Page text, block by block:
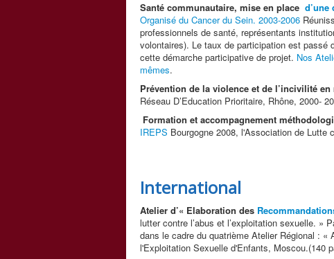
Santé communautaire, mise en place d’une
Organisé du Cancer du Sein. 2003-2006
professionnels de santé, représentants
volontaires). Le taux de participation est passé
cette démarche participative de projet. Nos
mêmes.
Prévention de la violence et de l’incivilité
Réseau D’Education Prioritaire, Rhône, 2000-
Formation et accompagnement
IREPS Bourgogne 2008, l'Association de Lutte
International
Atelier d’« Elaboration des
lutter contre l’abus et l’exploitation sexuelle. »
dans le cadre du quatrième Atelier Régional :
l'Exploitation Sexuelle d'Enfants, Moscou.(140